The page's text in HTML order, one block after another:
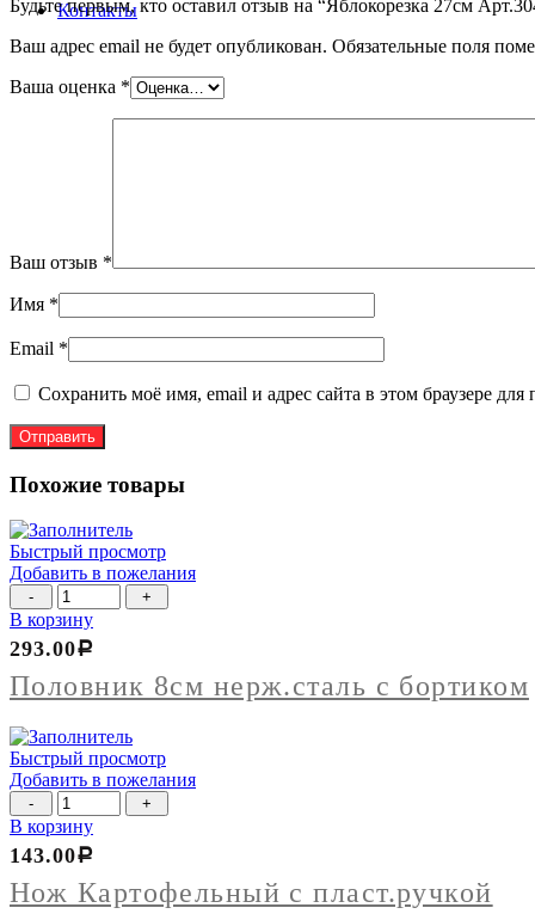
Контакты
Будьте первым, кто оставил отзыв на “Яблокорезка 27см
Ваш адрес email не будет опубликован. Обязательные поля
Ваша оценка *
Ваш отзыв *
Имя *
Email *
Сохранить моё имя, email и адрес сайта в этом браузере
Похожие товары
Быстрый просмотр
Добавить в пожелания
Количество
товара
Половник
8см
нерж.сталь
с
В корзину
Половник 8см нерж.сталь с бортиком
293.00Р
Быстрый просмотр
Добавить в пожелания
Количество
товара
Нож
Картофельный
с
пласт.ручкой
В корзину
Нож Картофельный с пласт.ручкой
143.00Р